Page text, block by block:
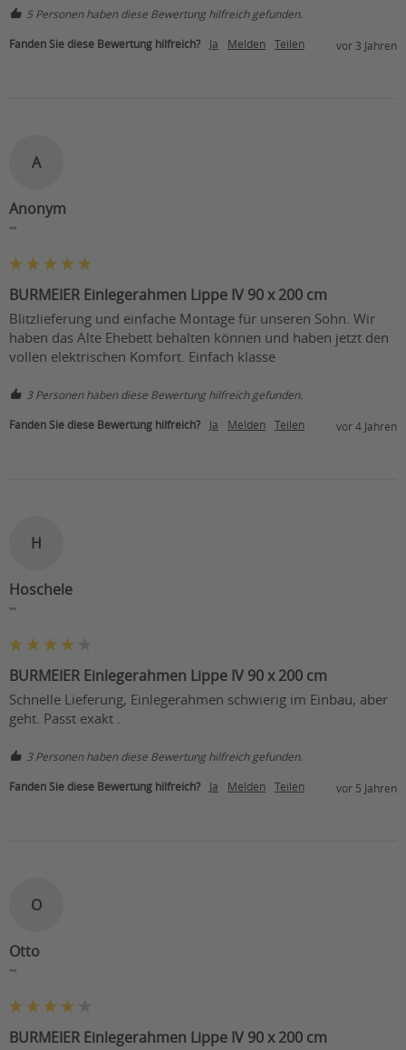
5 Personen haben diese Bewertung hilfreich gefunden.
Fanden Sie diese Bewertung hilfreich? Ja Melden Teilen vor 3 Jahren
A
Anonym
""
BURMEIER Einlegerahmen Lippe IV 90 x 200 cm
Blitzlieferung und einfache Montage für unseren Sohn. Wir
haben das Alte Ehebett behalten können und haben jetzt den
vollen elektrischen Komfort. Einfach klasse
3 Personen haben diese Bewertung hilfreich gefunden.
Fanden Sie diese Bewertung hilfreich? Ja Melden Teilen vor 4 Jahren
H
Hoschele
""
BURMEIER Einlegerahmen Lippe IV 90 x 200 cm
Schnelle Lieferung, Einlegerahmen schwierig im Einbau, aber
geht. Passt exakt .
3 Personen haben diese Bewertung hilfreich gefunden.
Fanden Sie diese Bewertung hilfreich? Ja Melden Teilen vor 5 Jahren
O
Otto
""
BURMEIER Einlegerahmen Lippe IV 90 x 200 cm